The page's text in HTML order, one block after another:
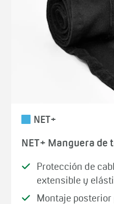
NET+
NET+ Manguera de
Protección de
extensible y
Montaje posterior